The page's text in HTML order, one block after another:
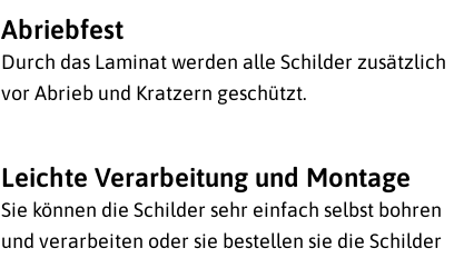
Abriebfest
Durch das Laminat werden alle Schilder zusätzlich
vor Abrieb und Kratzern geschützt.
Leichte Verarbeitung und Montage
Sie können die Schilder sehr einfach selbst bohren
und verarbeiten oder sie bestellen sie die Schilder